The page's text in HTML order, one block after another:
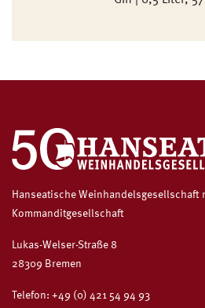
Hanseatische Weinhandelsgesellschaft
Kommanditgesellschaft
Lukas-Welser-Straße 8
28309 Bremen
Telefon: +49 (0) 421 54 94 93